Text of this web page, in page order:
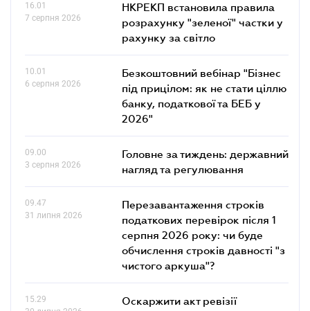
16.01
7 серпня 2026
НКРЕКП встановила правила
розрахунку "зеленої" частки у
рахунку за світло
10.01
6 серпня 2026
Безкоштовний вебінар "Бізнес
під прицілом: як не стати ціллю
банку, податкової та БЕБ у
2026"
09.00
3 серпня 2026
Головне за тиждень: державний
нагляд та регулювання
09.47
31 липня 2026
Перезавантаження строків
податкових перевірок після 1
серпня 2026 року: чи буде
обчислення строків давності "з
чистого аркуша"?
15.29
Оскаржити акт ревізії